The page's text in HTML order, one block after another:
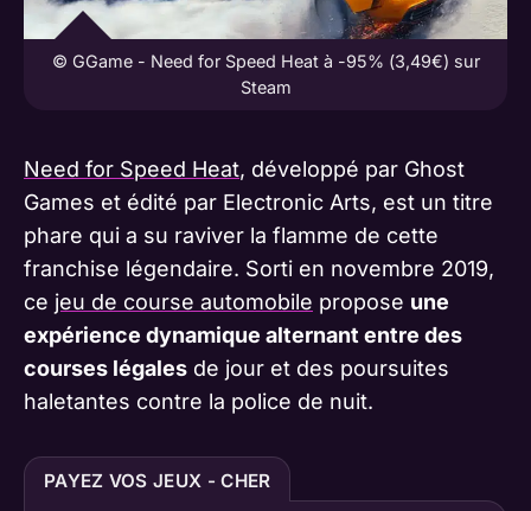
© GGame - Need for Speed Heat à -95% (3,49€) sur
Steam
Need for Speed Heat, développé par Ghost
Games et édité par Electronic Arts, est un titre
phare qui a su raviver la flamme de cette
franchise légendaire. Sorti en novembre 2019,
ce jeu de course automobile propose une
expérience dynamique alternant entre des
courses légales de jour et des poursuites
haletantes contre la police de nuit.
PAYEZ VOS JEUX - CHER